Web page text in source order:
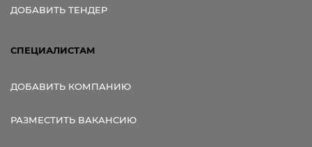
ДОБАВИТЬ ТЕНДЕР
СПЕЦИАЛИСТАМ
ДОБАВИТЬ КОМПАНИЮ
РАЗМЕСТИТЬ ВАКАНСИЮ